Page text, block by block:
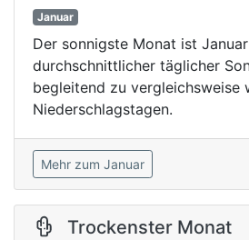
Januar
Der sonnigste Monat ist
durchschnittlicher täglicher
begleitend zu vergleichsweise
Niederschlagstagen.
Mehr zum Januar
Trockenster Monat